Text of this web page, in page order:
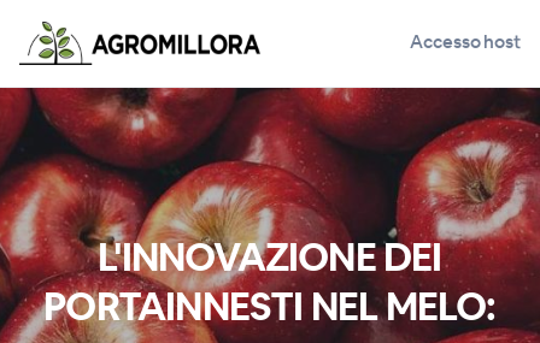
Accesso host
L'INNOVAZIONE DEI
PORTAINNESTI NEL MELO: